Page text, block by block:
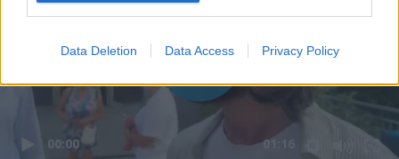
Data Deletion Data Access Privacy Policy
00:00 01:16